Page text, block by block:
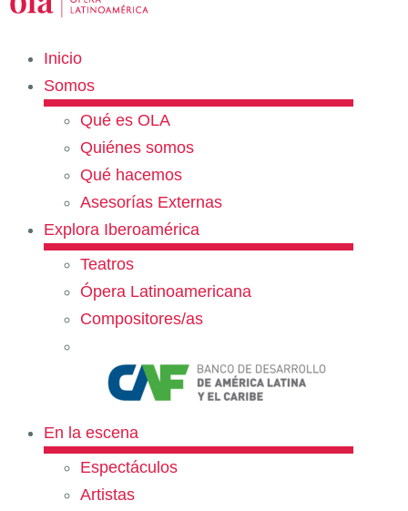
Inicio
Somos
Qué es OLA
Quiénes somos
Qué hacemos
Asesorías Externas
Explora Iberoamérica
Teatros
Ópera Latinoamericana
Compositores/as
En la escena
Espectáculos
Artistas